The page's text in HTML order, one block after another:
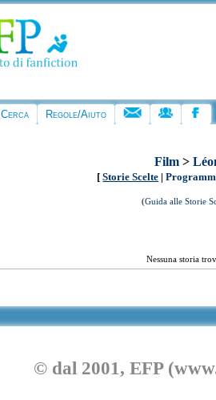
Cerca Regole/Aiuto
Film >
[Storie Scelte |
(Guida alle Storie
Nessuna storia
© dal 2001, EFP